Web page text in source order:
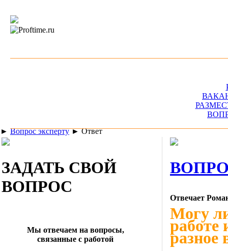
► Вопрос эксперту►Ответ
ЗАДАТЬ СВОЙ
ВОПРОС
Мы отвечаем на вопросы,
связанные с работой
Отвечает
Могу
работе
разное